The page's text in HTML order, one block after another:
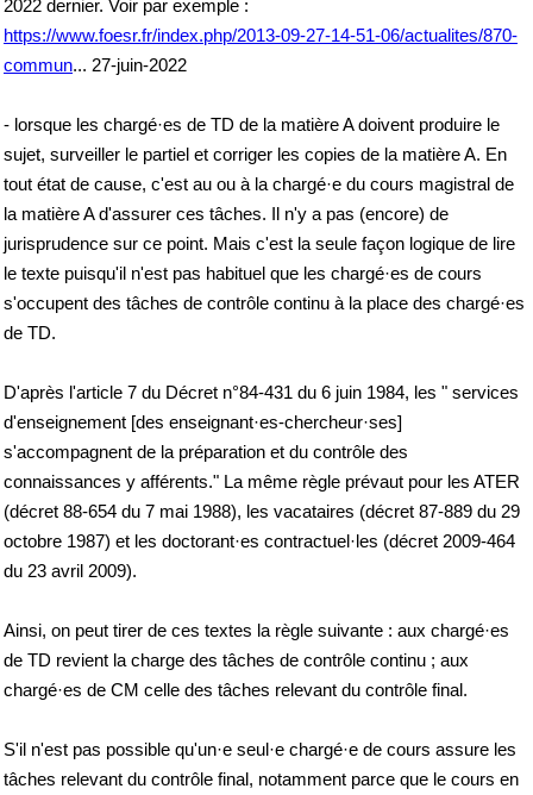
2022 dernier. Voir par exemple :
https://www.foesr.fr/index.php/2013-09-27-14-51-06/actualites/870-
commun... 27-juin-2022
- lorsque les chargé·es de TD de la matière A doivent produire le
sujet, surveiller le partiel et corriger les copies de la matière A. En
tout état de cause, c'est au ou à la chargé·e du cours magistral de
la matière A d'assurer ces tâches. Il n'y a pas (encore) de
jurisprudence sur ce point. Mais c'est la seule façon logique de lire
le texte puisqu'il n'est pas habituel que les chargé·es de cours
s'occupent des tâches de contrôle continu à la place des chargé·es
de TD.
D'après l'article 7 du Décret n°84-431 du 6 juin 1984, les " services
d'enseignement [des enseignant·es-chercheur·ses]
s'accompagnent de la préparation et du contrôle des
connaissances y afférents." La même règle prévaut pour les ATER
(décret 88-654 du 7 mai 1988), les vacataires (décret 87-889 du 29
octobre 1987) et les doctorant·es contractuel·les (décret 2009-464
du 23 avril 2009).
Ainsi, on peut tirer de ces textes la règle suivante : aux chargé·es
de TD revient la charge des tâches de contrôle continu ; aux
chargé·es de CM celle des tâches relevant du contrôle final.
S'il n'est pas possible qu'un·e seul·e chargé·e de cours assure les
tâches relevant du contrôle final, notamment parce que le cours en